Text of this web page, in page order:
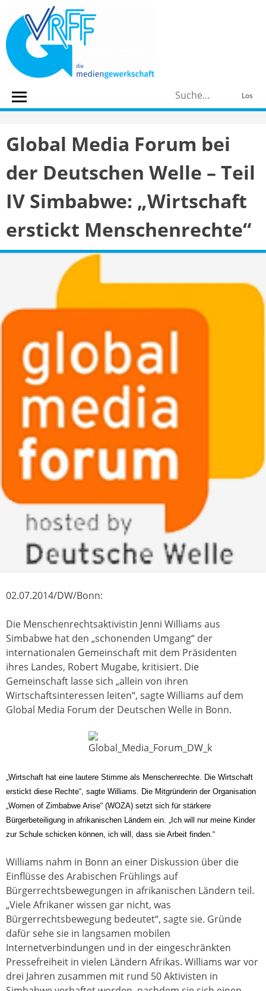
content
Los
Global Media Forum bei
der Deutschen Welle – Teil
IV Simbabwe: „Wirtschaft
erstickt Menschenrechte“
02.07.2014/DW/Bonn:
Die Menschenrechtsaktivistin Jenni Williams aus
Simbabwe hat den „schonenden Umgang“ der
internationalen Gemeinschaft mit dem Präsidenten
ihres Landes, Robert Mugabe, kritisiert. Die
Gemeinschaft lasse sich „allein von ihren
Wirtschaftsinteressen leiten“, sagte Williams auf dem
Global Media Forum der Deutschen Welle in Bonn.
„Wirtschaft hat eine lautere Stimme als Menschenrechte. Die Wirtschaft
erstickt diese Rechte“, sagte Williams. Die Mitgründerin der Organisation
„Women of Zimbabwe Arise“ (WOZA) setzt sich für stärkere
Bürgerbeteiligung in afrikanischen Ländern ein. „Ich will nur meine Kinder
zur Schule schicken können, ich will, dass sie Arbeit finden.“
Williams nahm in Bonn an einer Diskussion über die
Einflüsse des Arabischen Frühlings auf
Bürgerrechtsbewegungen in afrikanischen Ländern teil.
„Viele Afrikaner wissen gar nicht, was
Bürgerrechtsbewegung bedeutet“, sagte sie. Gründe
dafür sehe sie in langsamen mobilen
Internetverbindungen und in der eingeschränkten
Pressefreiheit in vielen Ländern Afrikas. Williams war vor
drei Jahren zusammen mit rund 50 Aktivisten in